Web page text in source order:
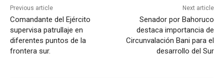
Previous article
Comandante del Ejército
supervisa patrullaje en
diferentes puntos de la
frontera sur.
Next article
Senador por Bahoruco
destaca importancia de
Circunvalación Bani para el
desarrollo del Sur